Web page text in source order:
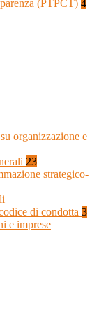
(PTPCT) 4
organizzazione e
23
strategico-
di condotta 3
e imprese